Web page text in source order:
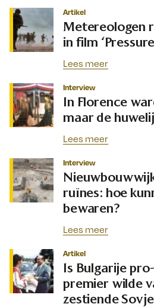
Artikel
Metereologen
in film
Lees meer
Interview
In Florence
maar de
Lees meer
Interview
ruïnes: hoe
bewaren?
Lees meer
Artikel
Is Bulgarije
premier wilde
zestiende